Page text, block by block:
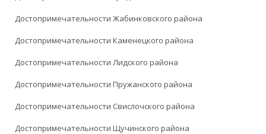
Достопримечательности Жабинковского района
Достопримечательности Каменецкого района
Достопримечательности Лидского района
Достопримечательности Пружанского района
Достопримечательности Свислочского района
Достопримечательности Щучинского района